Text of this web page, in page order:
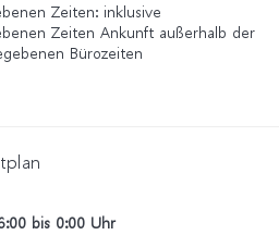
Zeiten: inklusive
Zeiten Ankunft außerhalb der
Bürozeiten
bis 0:00 Uhr